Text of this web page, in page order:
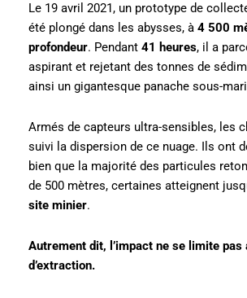
Le 19 avril 2021, un prototype de
été plongé dans les abysses, à 4 500
profondeur. Pendant 41 heures, il a
aspirant et rejetant des tonnes de
ainsi un gigantesque panache sous-
Armés de capteurs ultra-sensibles, les
suivi la dispersion de ce nuage. Ils ont
bien que la majorité des particules
de 500 mètres, certaines atteignent
site minier.
Autrement dit, l’impact ne se limite pas
d’extraction.